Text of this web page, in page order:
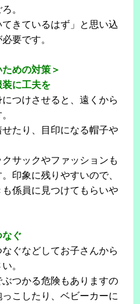
。
てきているはず」と思い込
要です。
めの対策＞
装に工夫を
つけさせると、遠くから
たり、目印になる帽子や
サックやファッションも
印象に残りやすいので、
係員に見つけてもらいや
なぐ
ぐなどしてお子さんから
。
つかる危険もありますの
こしたり、ベビーカーに